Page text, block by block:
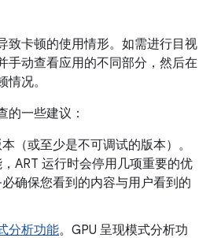
致卡顿的使用情形。如需进行目视
手动查看应用的不同部分，然后在
况。
的一些建议：
（或至少是不可调试的版本）。
ART 运行时会停用几项重要的优
确保您看到的内容与用户看到的
分析功能。GPU 呈现模式分析功